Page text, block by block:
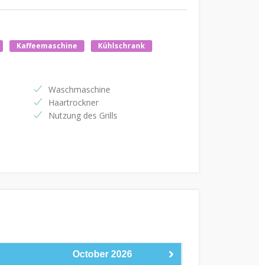
Kaffeemaschine
Kühlschrank
Waschmaschine
Haartrockner
Nutzung des Grills
October 2026